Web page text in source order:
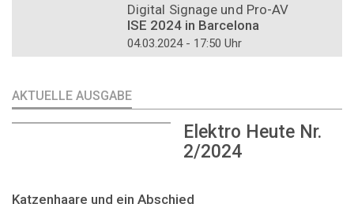
Digital Signage und Pro-AV
ISE 2024 in Barcelona
04.03.2024 - 17:50 Uhr
AKTUELLE AUSGABE
Elektro Heute Nr.
2/2024
Katzenhaare und ein Abschied